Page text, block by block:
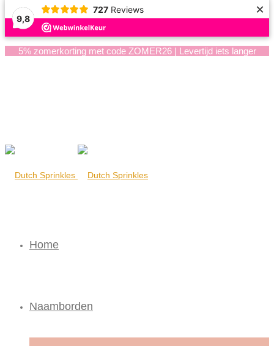
9,8
727 Reviews ×
5% zomerkorting met code ZOMER26 | Levertijd iets langer
Home
Naamborden